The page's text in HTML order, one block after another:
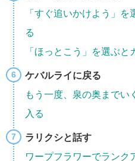
「すぐ追いかけよう」
る
「ほっとこう」を選ぶ
ケバルライに戻る
もう一度、泉の奥までい
入る
ラリクシと話す
ワープフラワーでランク